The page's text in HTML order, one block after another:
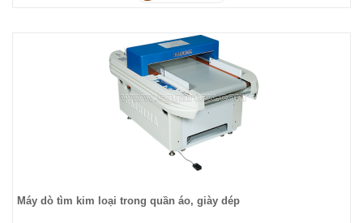
Máy dò tìm kim loại trong quần áo, giày dép